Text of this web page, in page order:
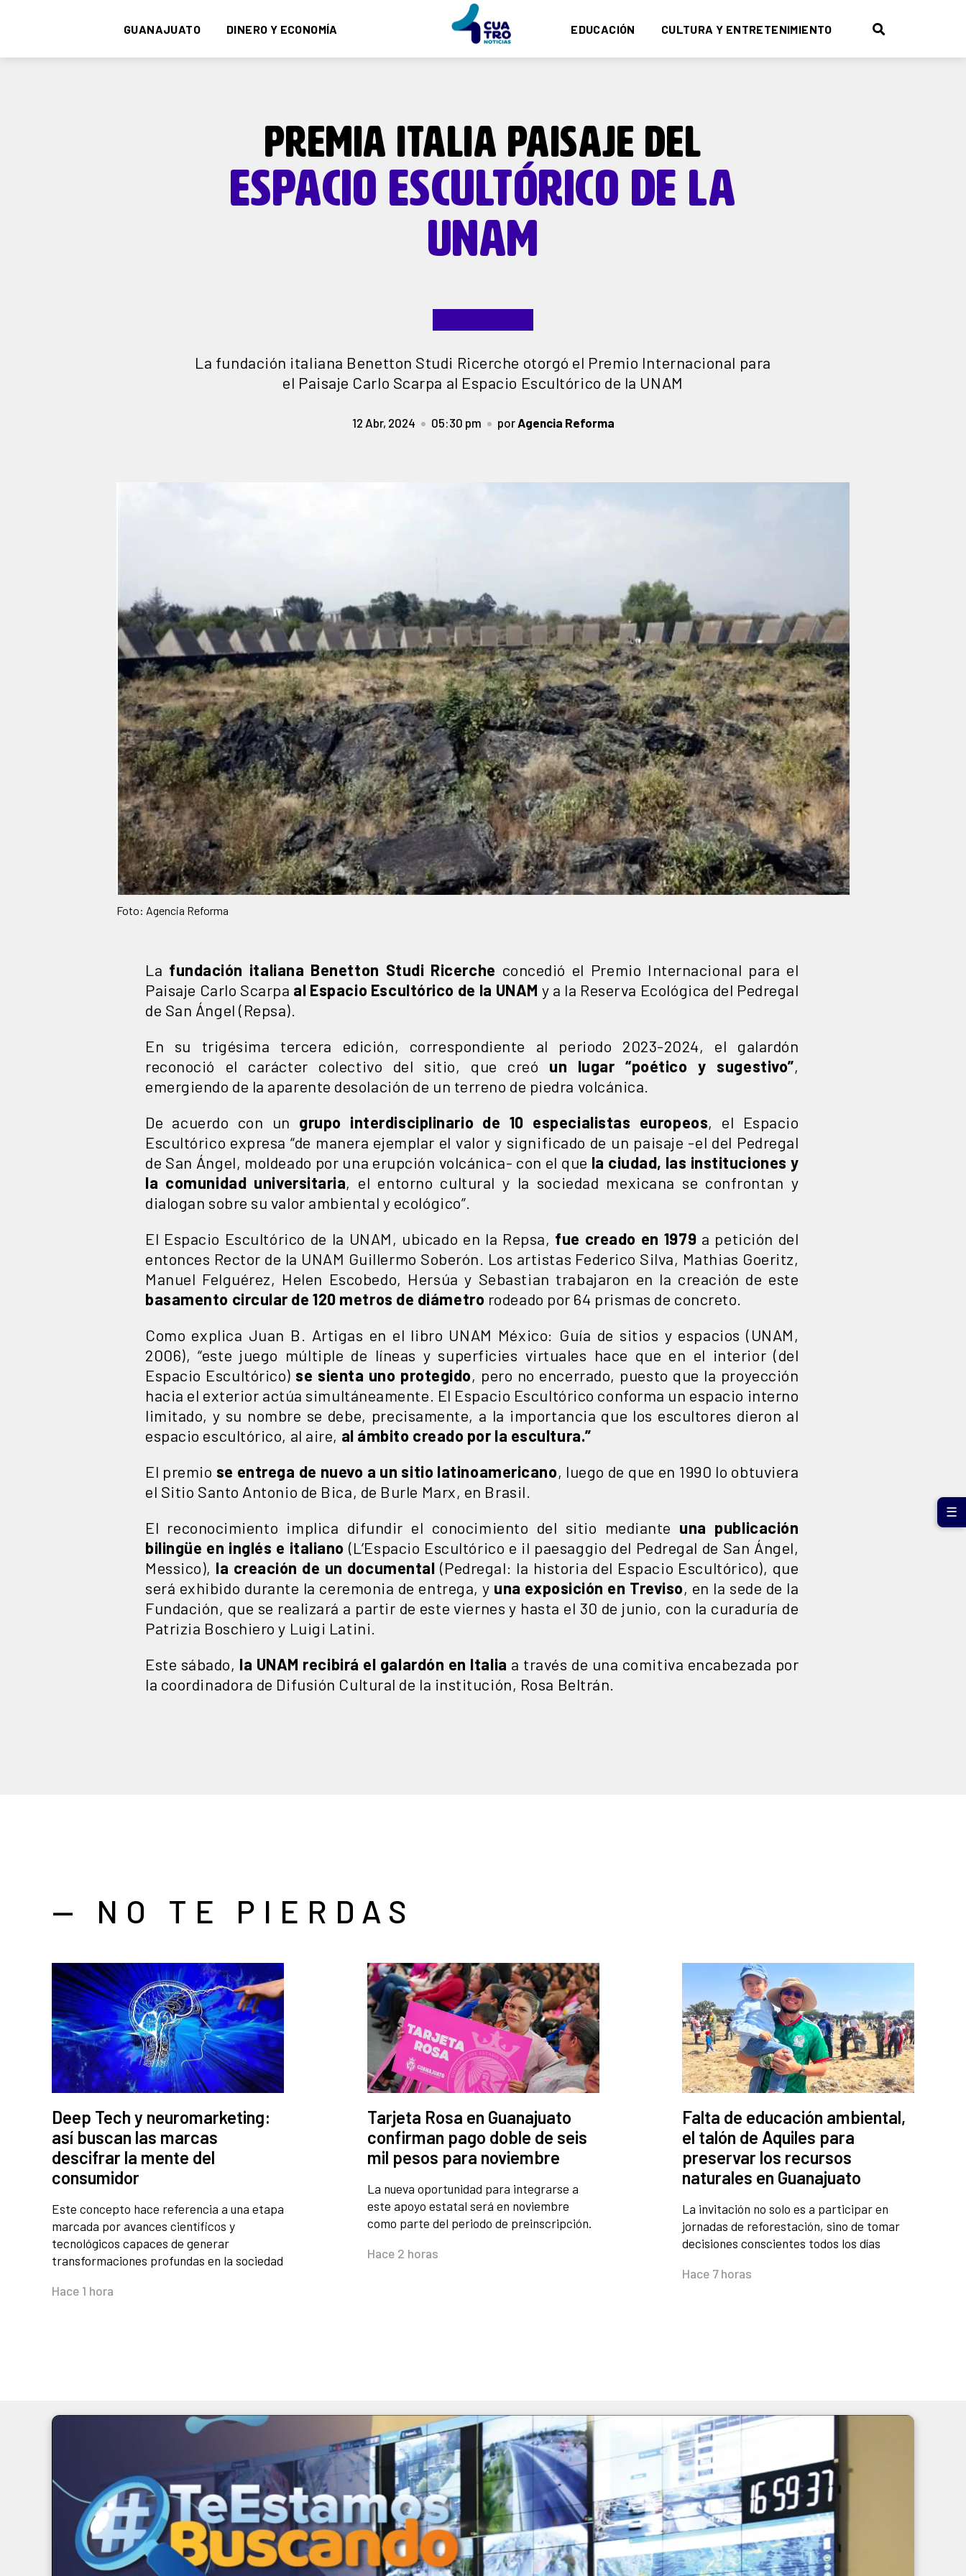
GUANAJUATO DINERO Y ECONOMÍA EDUCACIÓN CULTURA Y ENTRETENIMIENTO
PREMIA ITALIA PAISAJE DEL
ESPACIO ESCULTÓRICO DE LA
UNAM
La fundación italiana Benetton Studi Ricerche otorgó el Premio Internacional para
el Paisaje Carlo Scarpa al Espacio Escultórico de la UNAM
12 Abr, 2024 05:30 pm porAgencia Reforma
Foto: Agencia Reforma
La fundación italiana Benetton Studi Ricerche concedió el Premio Internacional para el
Paisaje Carlo Scarpa al Espacio Escultórico de la UNAM y a la Reserva Ecológica del Pedregal
de San Ángel (Repsa).
En su trigésima tercera edición, correspondiente al periodo 2023-2024, el galardón
reconoció el carácter colectivo del sitio, que creó un lugar “poético y sugestivo”,
emergiendo de la aparente desolación de un terreno de piedra volcánica.
De acuerdo con un grupo interdisciplinario de 10 especialistas europeos, el Espacio
Escultórico expresa “de manera ejemplar el valor y significado de un paisaje -el del Pedregal
de San Ángel, moldeado por una erupción volcánica- con el que la ciudad, las instituciones y
la comunidad universitaria, el entorno cultural y la sociedad mexicana se confrontan y
dialogan sobre su valor ambiental y ecológico”.
El Espacio Escultórico de la UNAM, ubicado en la Repsa, fue creado en 1979 a petición del
entonces Rector de la UNAM Guillermo Soberón. Los artistas Federico Silva, Mathias Goeritz,
Manuel Felguérez, Helen Escobedo, Hersúa y Sebastian trabajaron en la creación de este
basamento circular de 120 metros de diámetro rodeado por 64 prismas de concreto.
Como explica Juan B. Artigas en el libro UNAM México: Guía de sitios y espacios (UNAM,
2006), “este juego múltiple de líneas y superficies virtuales hace que en el interior (del
Espacio Escultórico) se sienta uno protegido, pero no encerrado, puesto que la proyección
hacia el exterior actúa simultáneamente. El Espacio Escultórico conforma un espacio interno
limitado, y su nombre se debe, precisamente, a la importancia que los escultores dieron al
espacio escultórico, al aire, al ámbito creado por la escultura.”
El premio se entrega de nuevo a un sitio latinoamericano, luego de que en 1990 lo obtuviera
el Sitio Santo Antonio de Bica, de Burle Marx, en Brasil.
El reconocimiento implica difundir el conocimiento del sitio mediante una publicación
bilingüe en inglés e italiano (L’Espacio Escultórico e il paesaggio del Pedregal de San Ángel,
Messico), la creación de un documental (Pedregal: la historia del Espacio Escultórico), que
será exhibido durante la ceremonia de entrega, y una exposición en Treviso, en la sede de la
Fundación, que se realizará a partir de este viernes y hasta el 30 de junio, con la curaduría de
Patrizia Boschiero y Luigi Latini.
Este sábado, la UNAM recibirá el galardón en Italia a través de una comitiva encabezada por
la coordinadora de Difusión Cultural de la institución, Rosa Beltrán.
— NO TE PIERDAS
Deep Tech y neuromarketing:
así buscan las marcas
descifrar la mente del
consumidor
Este concepto hace referencia a una etapa
marcada por avances científicos y
tecnológicos capaces de generar
transformaciones profundas en la sociedad
Hace 1 hora
Tarjeta Rosa en Guanajuato
confirman pago doble de seis
mil pesos para noviembre
La nueva oportunidad para integrarse a
este apoyo estatal será en noviembre
como parte del periodo de preinscripción.
Hace 2 horas
Falta de educación ambiental,
el talón de Aquiles para
preservar los recursos
naturales en Guanajuato
La invitación no solo es a participar en
jornadas de reforestación, sino de tomar
decisiones conscientes todos los días
Hace 7 horas
☰